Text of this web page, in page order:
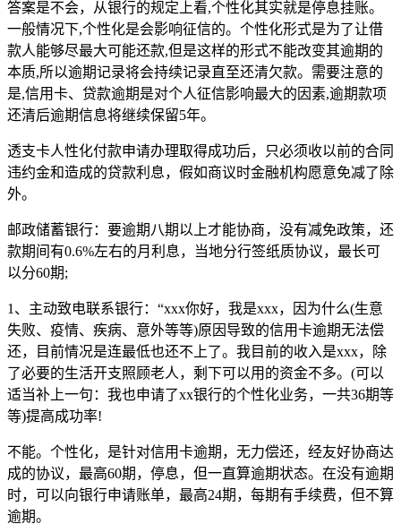
答案是不会，从银行的规定上看,个性化其实就是停息挂账。
一般情况下,个性化是会影响征信的。个性化形式是为了让借
款人能够尽最大可能还款,但是这样的形式不能改变其逾期的
本质,所以逾期记录将会持续记录直至还清欠款。需要注意的
是,信用卡、贷款逾期是对个人征信影响最大的因素,逾期款项
还清后逾期信息将继续保留5年。
透支卡人性化付款申请办理取得成功后，只必须收以前的合同
违约金和造成的贷款利息，假如商议时金融机构愿意免减了除
外。
邮政储蓄银行：要逾期八期以上才能协商，没有减免政策，还
款期间有0.6%左右的月利息，当地分行签纸质协议，最长可
以分60期;
1、主动致电联系银行：“xxx你好，我是xxx，因为什么(生意
失败、疫情、疾病、意外等等)原因导致的信用卡逾期无法偿
还，目前情况是连最低也还不上了。我目前的收入是xxx，除
了必要的生活开支照顾老人，剩下可以用的资金不多。(可以
适当补上一句：我也申请了xx银行的个性化业务，一共36期等
等)提高成功率!
不能。个性化，是针对信用卡逾期，无力偿还，经友好协商达
成的协议，最高60期，停息，但一直算逾期状态。在没有逾期
时，可以向银行申请账单，最高24期，每期有手续费，但不算
逾期。